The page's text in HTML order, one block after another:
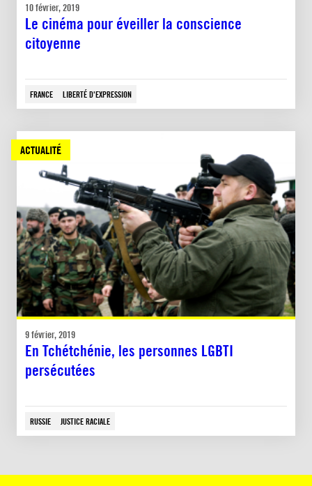
10 février, 2019
Le cinéma pour éveiller la conscience
citoyenne
FRANCE LIBERTÉ D'EXPRESSION
ACTUALITÉ
9 février, 2019
En Tchétchénie, les personnes LGBTI
persécutées
RUSSIE JUSTICE RACIALE